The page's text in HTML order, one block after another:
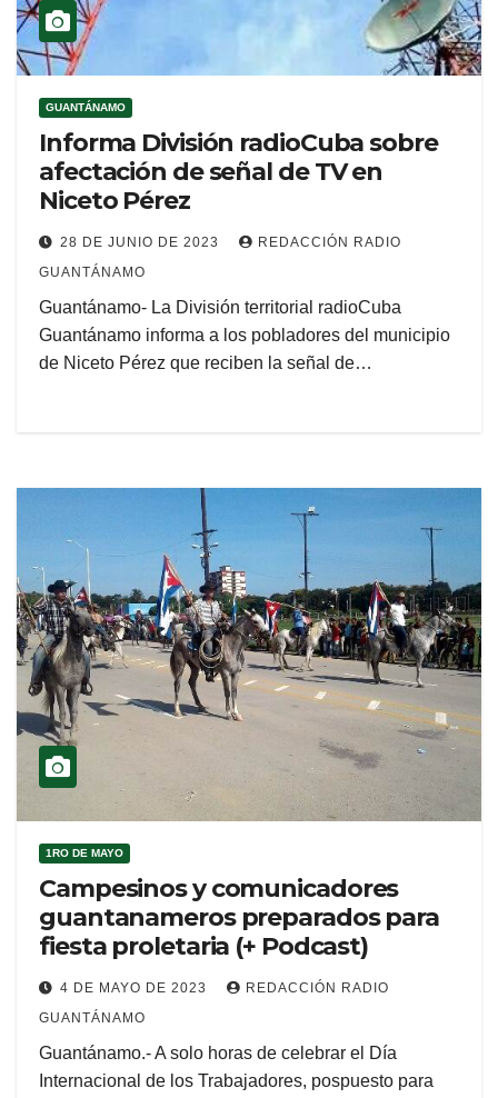
GUANTÁNAMO
Informa División radioCuba sobre
afectación de señal de TV en
Niceto Pérez
28 DE JUNIO DE 2023
REDACCIÓN RADIO
GUANTÁNAMO
Guantánamo- La División territorial radioCuba
Guantánamo informa a los pobladores del municipio
de Niceto Pérez que reciben la señal de…
1RO DE MAYO
Campesinos y comunicadores
guantanameros preparados para
fiesta proletaria (+ Podcast)
4 DE MAYO DE 2023
REDACCIÓN RADIO
GUANTÁNAMO
Guantánamo.- A solo horas de celebrar el Día
Internacional de los Trabajadores, pospuesto para